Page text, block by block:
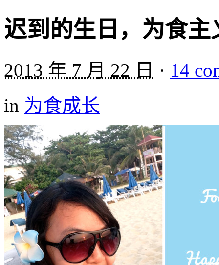
迟到的生日，为食主
2013 年 7 月 22 日 · 14
in 为食成长